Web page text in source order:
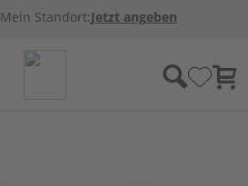
Mein Standort:Jetzt angeben